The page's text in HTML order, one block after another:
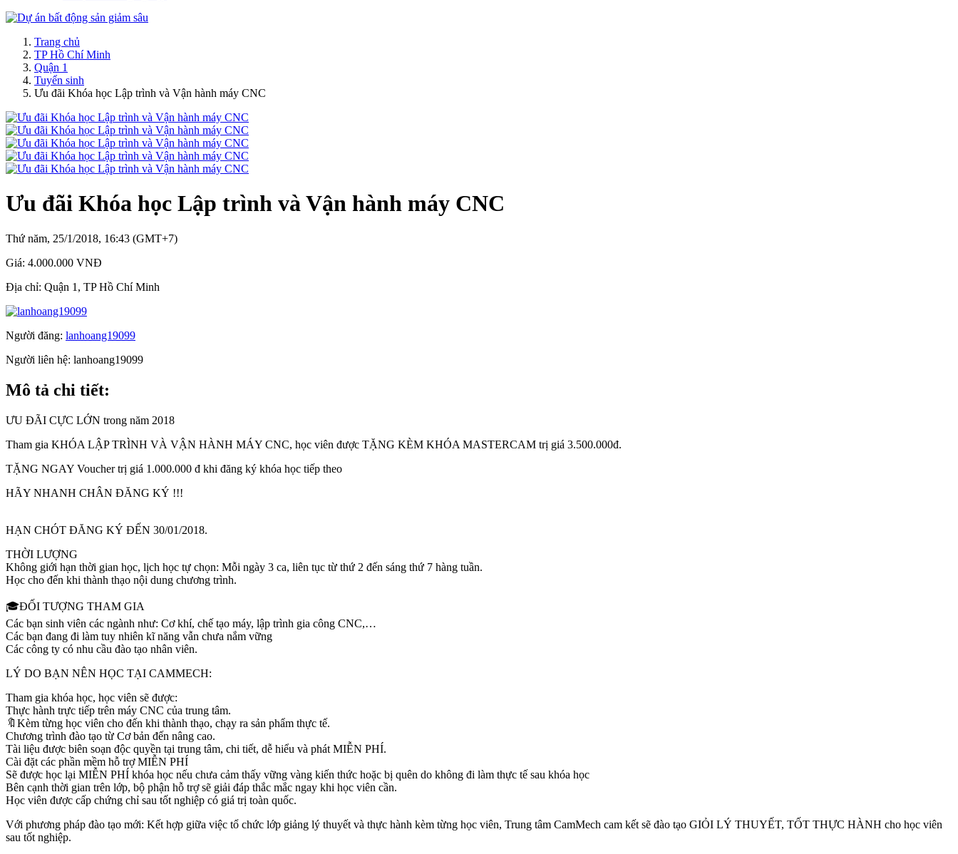
Trang chủ
TP Hồ Chí Minh
Quận 1
Tuyển sinh
Ưu đãi Khóa học Lập trình và Vận hành máy CNC
Ưu đãi Khóa học Lập trình và Vận hành máy CNC
Thứ năm, 25/1/2018, 16:43 (GMT+7)
Giá: 4.000.000 VNĐ
Địa chỉ: Quận 1, TP Hồ Chí Minh
Người đăng: lanhoang19099
Người liên hệ: lanhoang19099
Mô tả chi tiết:
ƯU ĐÃI CỰC LỚN trong năm 2018
Tham gia KHÓA LẬP TRÌNH VÀ VẬN HÀNH MÁY CNC, học viên được TẶNG KÈM KHÓA MASTERCAM trị giá 3.500.000đ.
TẶNG NGAY Voucher trị giá 1.000.000 đ khi đăng ký khóa học tiếp theo
HÃY NHANH CHÂN ĐĂNG KÝ !!!
HẠN CHÓT ĐĂNG KÝ ĐẾN 30/01/2018.
THỜI LƯỢNG
Không giới hạn thời gian học, lịch học tự chọn: Mỗi ngày 3 ca, liên tục từ thứ 2 đến sáng thứ 7 hàng tuần.
Học cho đến khi thành thạo nội dung chương trình.
‍🎓ĐỐI TƯỢNG THAM GIA
Các bạn sinh viên các ngành như: Cơ khí, chế tạo máy, lập trình gia công CNC,…
Các bạn đang đi làm tuy nhiên kĩ năng vẫn chưa nắm vững
Các công ty có nhu cầu đào tạo nhân viên.
LÝ DO BẠN NÊN HỌC TẠI CAMMECH:
Tham gia khóa học, học viên sẽ được:
Thực hành trực tiếp trên máy CNC của trung tâm.
🔖Kèm từng học viên cho đến khi thành thạo, chạy ra sản phẩm thực tế.
Chương trình đào tạo từ Cơ bản đến nâng cao.
Tài liệu được biên soạn độc quyền tại trung tâm, chi tiết, dễ hiểu và phát MIỄN PHÍ.
Cài đặt các phần mềm hỗ trợ MIỄN PHÍ
Sẽ được học lại MIỄN PHÍ khóa học nếu chưa cảm thấy vững vàng kiến thức hoặc bị quên do không đi làm thực tế sau khóa học
Bên cạnh thời gian trên lớp, bộ phận hỗ trợ sẽ giải đáp thắc mắc ngay khi học viên cần.
Học viên được cấp chứng chỉ sau tốt nghiệp có giá trị toàn quốc.
Với phương pháp đào tạo mới: Kết hợp giữa việc tổ chức lớp giảng lý thuyết và thực hành kèm từng học viên, Trung tâm CamMech cam kết sẽ đào tạo GIỎI LÝ THUYẾT, TỐT THỰC HÀNH cho học viên
sau tốt nghiệp.